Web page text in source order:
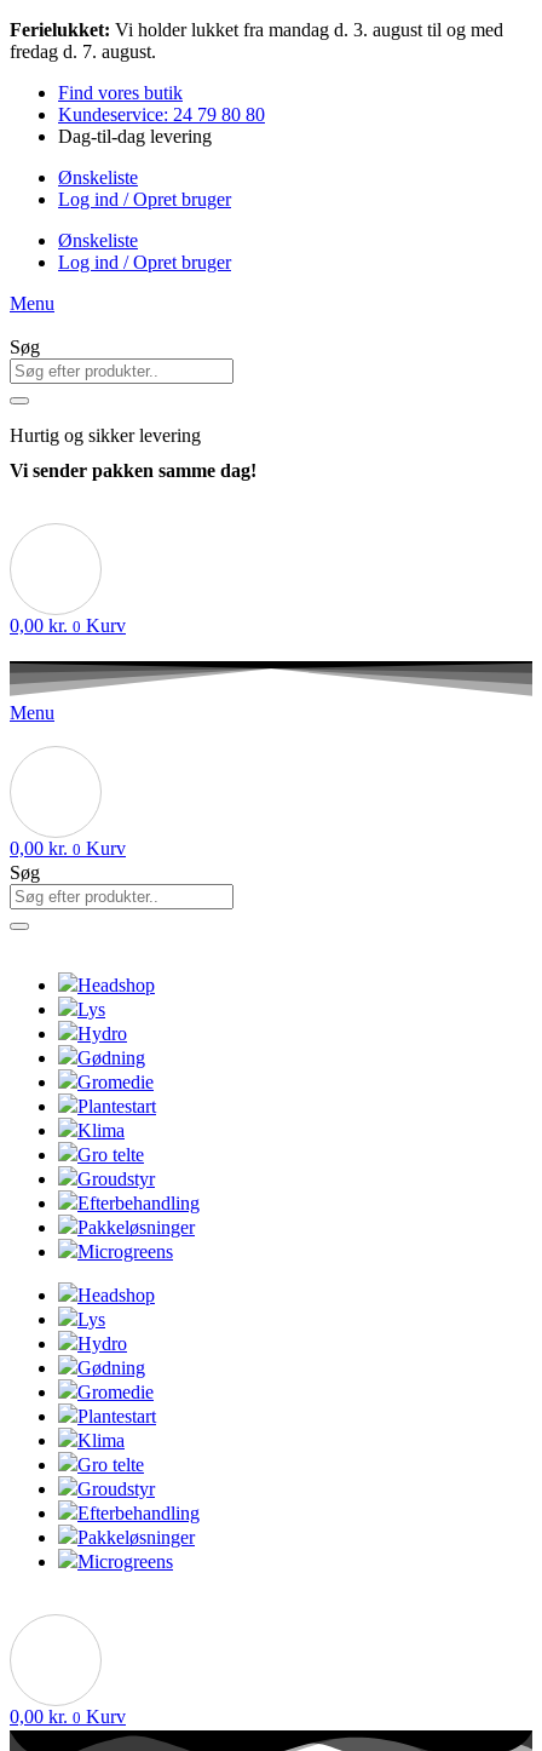
Videre
til
Ferielukket: Vi holder lukket fra mandag d. 3. august til og med
fredag d. 7. august.
Find vores butik
Kundeservice: 24 79 80 80
Dag-til-dag levering
Ønskeliste
Log ind / Opret bruger
Ønskeliste
Log ind / Opret bruger
Menu
Søg
Hurtig og sikker levering
Vi sender pakken samme dag!
0,00 kr. 0 Kurv
Menu
0,00 kr. 0 Kurv
Søg
Headshop
Lys
Hydro
Gødning
Gromedie
Plantestart
Klima
Gro telte
Groudstyr
Efterbehandling
Pakkeløsninger
Microgreens
Headshop
Lys
Hydro
Gødning
Gromedie
Plantestart
Klima
Gro telte
Groudstyr
Efterbehandling
Pakkeløsninger
Microgreens
0,00 kr. 0 Kurv